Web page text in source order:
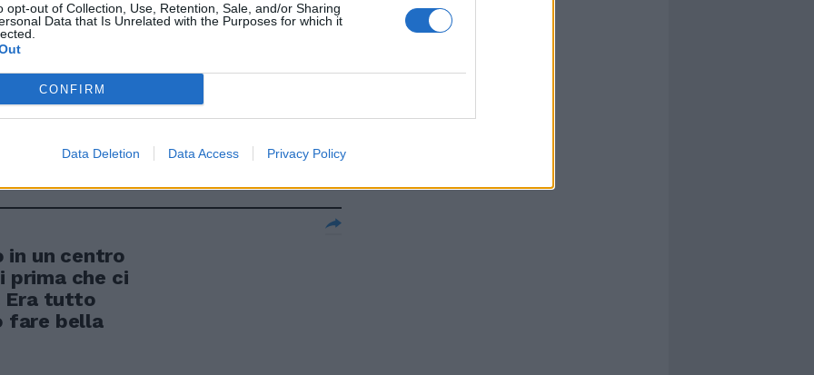
opt-out of Collection, Use, Retention, Sale, and/or Sharing
Data that Is Unrelated with the Purposes for which it
CONFIRM
Data Deletion Data Access Privacy Policy
SENATORE
di
e di ...
in un centro
prima che ci
Era tutto
fare bella